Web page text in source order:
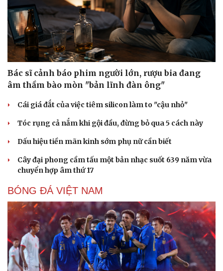
Bác sĩ cảnh báo phim người lớn, rượu bia đang
âm thầm bào mòn "bản lĩnh đàn ông"
Cái giá đắt của việc tiêm silicon làm to "cậu nhỏ"
Tóc rụng cả nắm khi gội đầu, đừng bỏ qua 5 cách này
Dấu hiệu tiền mãn kinh sớm phụ nữ cần biết
Cây đại phong cầm tấu một bản nhạc suốt 639 năm vừa
chuyển hợp âm thứ 17
BÓNG ĐÁ VIỆT NAM